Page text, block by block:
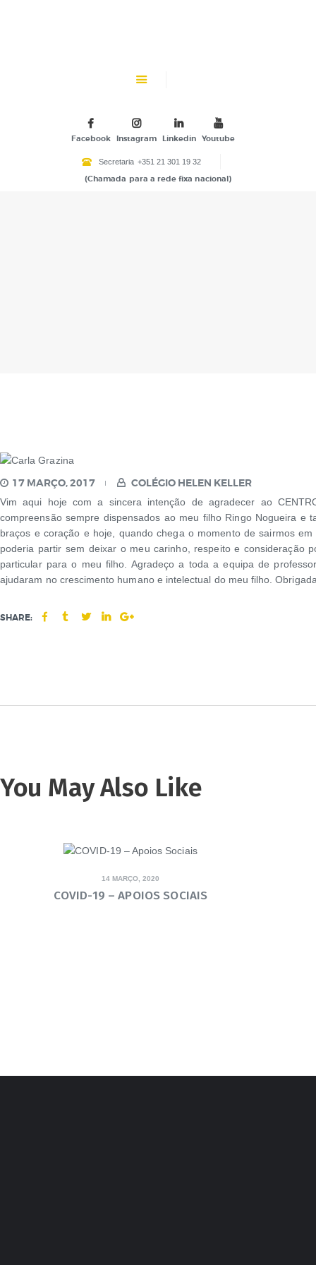
Facebook Instagram Linkedin Youtube
Secretaria +351 21 301 19 32
(Chamada para a rede fixa nacional)
INSTITUIÇÃO PARTICULAR DE SOLIDARIEDADE SOCIAL
ATIVIDADES
GALERIA
17 MARÇO, 2017 COLÉGIO HELEN KELLER
Vim aqui hoje com a sincera intenção de agradecer ao
compreensão sempre dispensados ao meu filho Ringo Nogueira e
braços e coração e hoje, quando chega o momento de sairmos
poderia partir sem deixar o meu carinho, respeito e consideração
particular para o meu filho. Agradeço a toda a equipa de
ajudaram no crescimento humano e intelectual do meu filho.
SHARE:
You May Also Like
14 MARÇO, 2020
COVID-19 – APOIOS SOCIAIS